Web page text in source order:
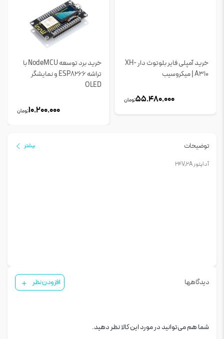
خرید آمپلی فایر بلوتوث دار XH-
A310 | میکروسیب
55.480.000تومان
خرید برد توسعه NodeMCU با
تراشه ESP8266 و نمایشگر
OLED
10.200.000تومان
توضیحات بیشتر
آداپتور 24V,2A
دیدگاهها افزودن نظر
شما هم می‌توانید در مورد این کالا نظر دهید.